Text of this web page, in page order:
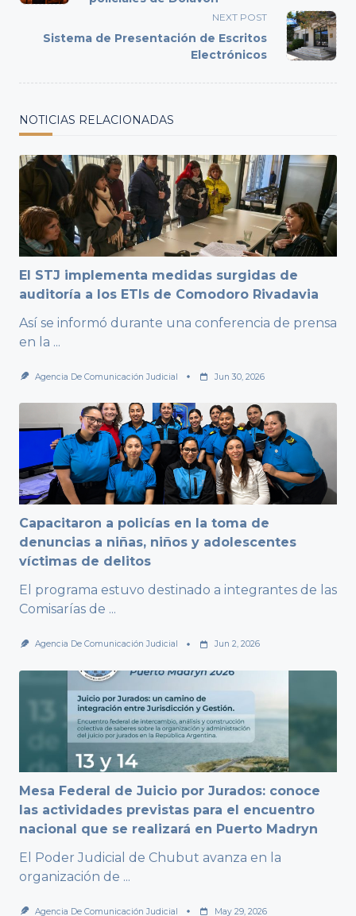
reader-
NEXT POST
Sistema de Presentación de Escritos
Electrónicos
NOTICIAS RELACIONADAS
El STJ implementa medidas surgidas de
auditoría a los ETIs de Comodoro Rivadavia
Así se informó durante una conferencia de prensa
en la ...
Agencia De Comunicación Judicial Jun 30, 2026
Capacitaron a policías en la toma de
denuncias a niñas, niños y adolescentes
víctimas de delitos
El programa estuvo destinado a integrantes de las
Comisarías de ...
Agencia De Comunicación Judicial Jun 2, 2026
Mesa Federal de Juicio por Jurados: conoce
las actividades previstas para el encuentro
nacional que se realizará en Puerto Madryn
El Poder Judicial de Chubut avanza en la
organización de ...
Agencia De Comunicación Judicial May 29, 2026